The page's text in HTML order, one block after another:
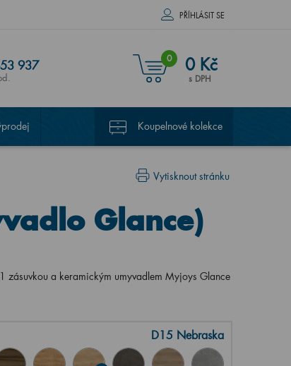
PŘÍHLÁSIT SE
937 0 0 Kč
s DPH
Koupelnové kolekce
Vytisknout stránku
Glance)
a keramickým umyvadlem Myjoys Glance
D15 Nebraska